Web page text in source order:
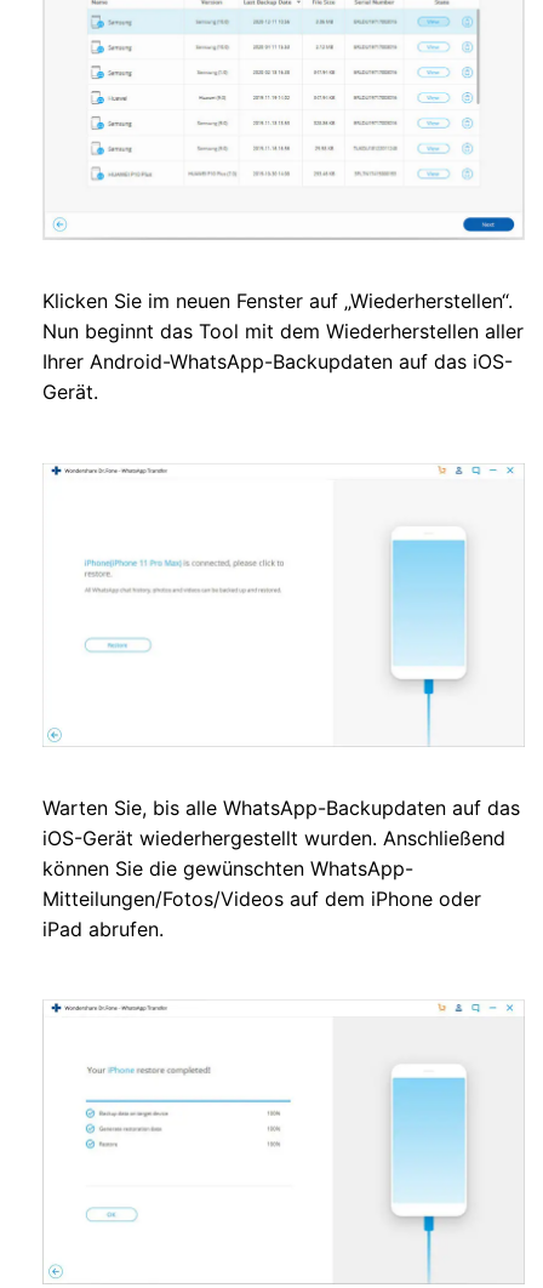
Klicken Sie im neuen Fenster auf „Wiederherstellen“.
Nun beginnt das Tool mit dem Wiederherstellen aller
Ihrer Android-WhatsApp-Backupdaten auf das iOS-
Gerät.
Warten Sie, bis alle WhatsApp-Backupdaten auf das
iOS-Gerät wiederhergestellt wurden. Anschließend
können Sie die gewünschten WhatsApp-
Mitteilungen/Fotos/Videos auf dem iPhone oder
iPad abrufen.